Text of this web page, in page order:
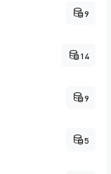
9
14
9
5